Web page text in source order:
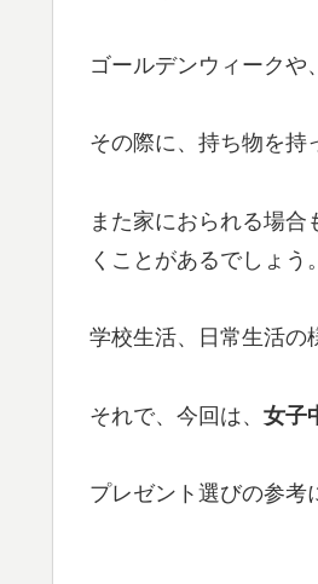
ゴールデンウィークや
その際に、持ち物を持
また家におられる場
くことがあるでしょう。
学校生活、日常生活の
それで、今回は、 女子
プレゼント選びの参考